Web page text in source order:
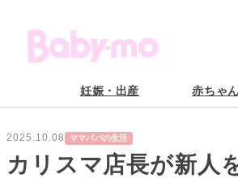
妊娠・出産 赤ちゃ
2025.10.08 ママパパの生活
カリスマ店長が新人